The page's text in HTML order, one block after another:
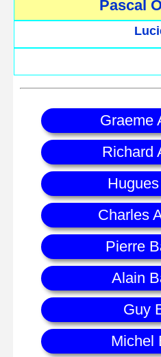
Pascal
Graeme
Richard
Charles
Pierre
Alain
Guy
Michel